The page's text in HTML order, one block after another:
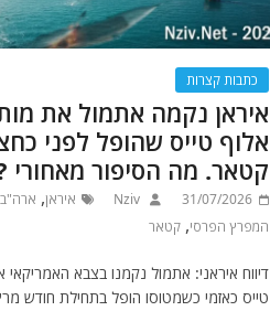
כתבות קצרות
איראן נקמה אתמול את
אלוף טייס שהופל לפני
קטאר. מה הסיפור מאחורי
31/07/2026
Nziv איראן, ארה"ב
המפרץ הפרסי,קטאר
דיווח איראני: אתמול נקמנו בצבא
טייס כאזמי כשמטוסו הופל בתחילת חודש